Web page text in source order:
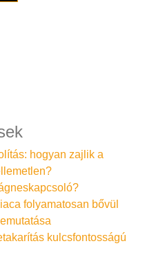
hogyan zajlik a
folyamatosan bővül
kulcsfontosságú